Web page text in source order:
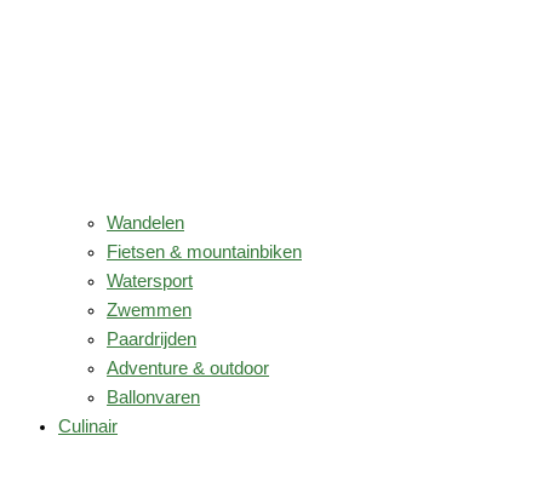
Wandelen
Fietsen & mountainbiken
Watersport
Zwemmen
Paardrijden
Adventure & outdoor
Ballonvaren
Culinair